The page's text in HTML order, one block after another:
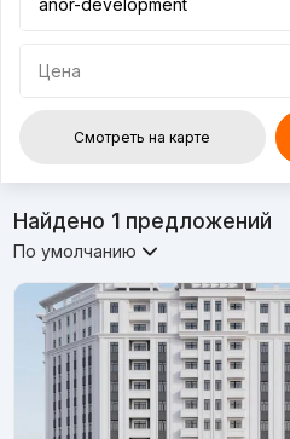
Цена
Смотреть на карте
Найдено 1предложений
По умолчанию